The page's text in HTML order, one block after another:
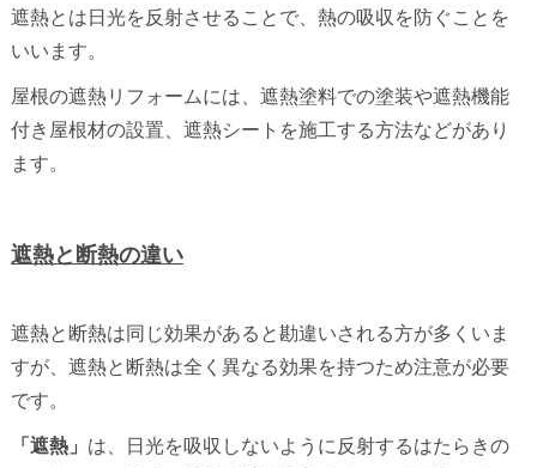
遮熱とは日光を反射させることで、熱の吸収を防ぐことを
いいます。
屋根の遮熱リフォームには、遮熱塗料での塗装や遮熱機能
付き屋根材の設置、遮熱シートを施工する方法などがあり
ます。
遮熱と断熱の違い
遮熱と断熱は同じ効果があると勘違いされる方が多くいま
すが、遮熱と断熱は全く異なる効果を持つため注意が必要
です。
「遮熱」 は、日光を吸収しないように反射するはたらきの